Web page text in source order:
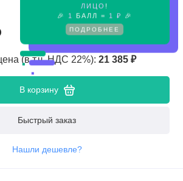
ЛИЦО !
🎉
1 БАЛЛ = 1 ₽ 🎉
ПОДРОБНЕЕ
(в т.ч. НДС 22%): 21 385 ₽
В корзину
Быстрый заказ
Нашли дешевле?